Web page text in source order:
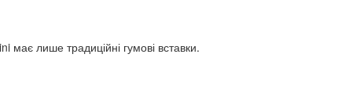
має лише традиційні гумові вставки.